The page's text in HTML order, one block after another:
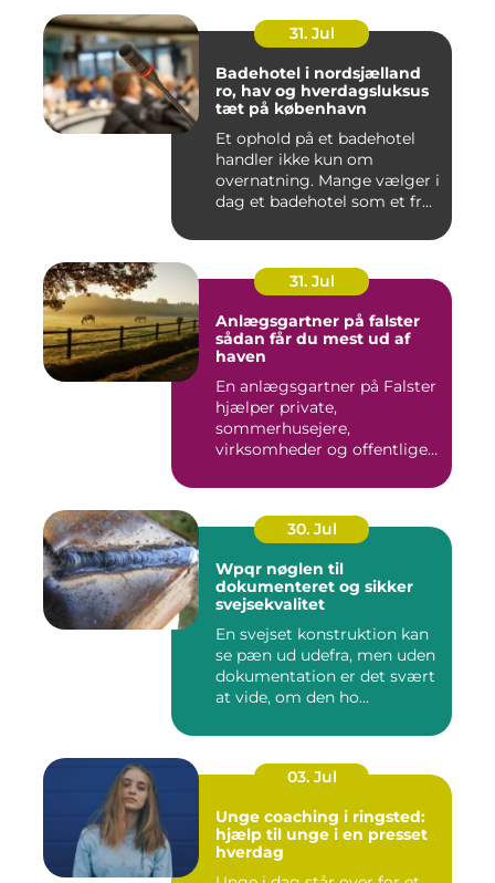
31. Jul
Badehotel i nordsjælland
ro, hav og hverdagsluksus
tæt på københavn
Et ophold på et badehotel
handler ikke kun om
overnatning. Mange vælger i
dag et badehotel som et fr...
31. Jul
Anlægsgartner på falster
sådan får du mest ud af
haven
En anlægsgartner på Falster
hjælper private,
sommerhusejere,
virksomheder og offentlige
30. Jul
Wpqr nøglen til
dokumenteret og sikker
svejsekvalitet
En svejset konstruktion kan
se pæn ud udefra, men uden
dokumentation er det svært
at vide, om den ho...
03. Jul
Unge coaching i ringsted:
hjælp til unge i en presset
hverdag